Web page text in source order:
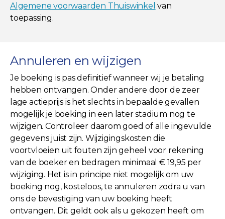
Algemene voorwaarden Thuiswinkel van
toepassing.
Annuleren en wijzigen
Je boeking is pas definitief wanneer wij je betaling
hebben ontvangen. Onder andere door de zeer
lage actieprijs is het slechts in bepaalde gevallen
mogelijk je boeking in een later stadium nog te
wijzigen. Controleer daarom goed of alle ingevulde
gegevens juist zijn. Wijzigingskosten die
voortvloeien uit fouten zijn geheel voor rekening
van de boeker en bedragen minimaal € 19,95 per
wijziging. Het is in principe niet mogelijk om uw
boeking nog, kosteloos, te annuleren zodra u van
ons de bevestiging van uw boeking heeft
ontvangen. Dit geldt ook als u gekozen heeft om